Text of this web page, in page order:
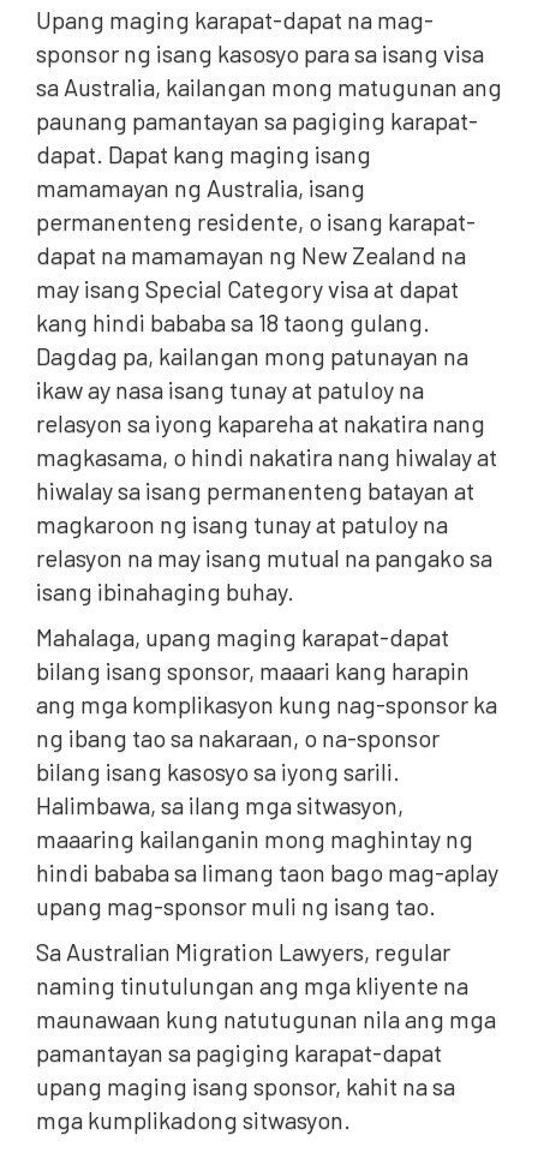
Upang maging karapat-dapat na mag-
sponsor ng isang kasosyo para sa isang visa
sa Australia, kailangan mong matugunan ang
paunang pamantayan sa pagiging karapat-
dapat. Dapat kang maging isang
mamamayan ng Australia, isang
permanenteng residente, o isang karapat-
dapat na mamamayan ng New Zealand na
may isang Special Category visa at dapat
kang hindi bababa sa 18 taong gulang.
Dagdag pa, kailangan mong patunayan na
ikaw ay nasa isang tunay at patuloy na
relasyon sa iyong kapareha at nakatira nang
magkasama, o hindi nakatira nang hiwalay at
hiwalay sa isang permanenteng batayan at
magkaroon ng isang tunay at patuloy na
relasyon na may isang mutual na pangako sa
isang ibinahaging buhay.
Mahalaga, upang maging karapat-dapat
bilang isang sponsor, maaari kang harapin
ang mga komplikasyon kung nag-sponsor ka
ng ibang tao sa nakaraan, o na-sponsor
bilang isang kasosyo sa iyong sarili.
Halimbawa, sa ilang mga sitwasyon,
maaaring kailanganin mong maghintay ng
hindi bababa sa limang taon bago mag-aplay
upang mag-sponsor muli ng isang tao.
Sa Australian Migration Lawyers, regular
naming tinutulungan ang mga kliyente na
maunawaan kung natutugunan nila ang mga
pamantayan sa pagiging karapat-dapat
upang maging isang sponsor, kahit na sa
mga kumplikadong sitwasyon.